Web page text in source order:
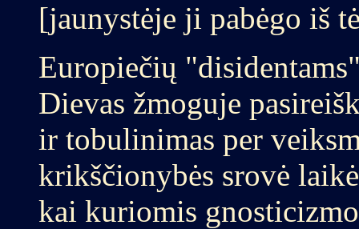
[jaunystėje ji pabėgo iš
Europiečių
Dievas žmoguje
ir tobulinimas per
krikščionybės srovė
kai kuriomis